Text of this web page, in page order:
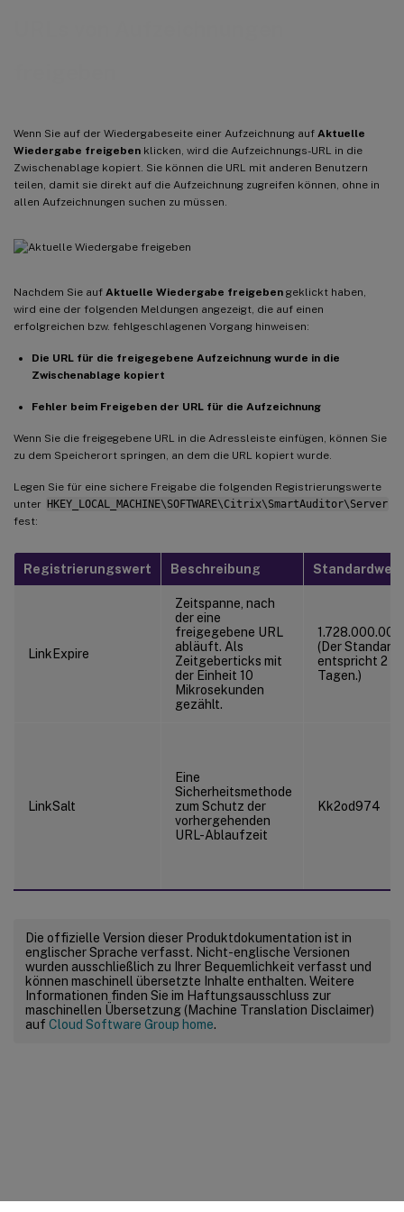
Wenn Sie auf der Wiedergabeseite einer Aufzeichnung auf Aktuelle
Wiedergabe freigeben klicken, wird die Aufzeichnungs-URL in die
Zwischenablage kopiert. Sie können die URL mit anderen Benutzern
teilen, damit sie direkt auf die Aufzeichnung zugreifen können, ohne in
allen Aufzeichnungen suchen zu müssen.
Nachdem Sie auf Aktuelle Wiedergabe freigeben geklickt haben,
wird eine der folgenden Meldungen angezeigt, die auf einen
erfolgreichen bzw. fehlgeschlagenen Vorgang hinweisen:
Die URL für die freigegebene Aufzeichnung wurde in die
Zwischenablage kopiert
Fehler beim Freigeben der URL für die Aufzeichnung
Wenn Sie die freigegebene URL in die Adressleiste einfügen, können Sie
zu dem Speicherort springen, an dem die URL kopiert wurde.
Legen Sie für eine sichere Freigabe die folgenden Registrierungswerte
unter HKEY_LOCAL_MACHINE\SOFTWARE\Citrix\SmartAuditor\Server
fest:
Registrierungswert Beschreibung Standardwert
LinkExpire
Zeitspanne, nach
der eine
freigegebene URL
abläuft. Als
Zeitgeberticks mit
der Einheit 10
Mikrosekunden
gezählt.
(Der
entspricht 2
Tagen.)
LinkSalt
Eine
Sicherheitsmethode
zum Schutz der
vorhergehenden
URL-Ablaufzeit
Kk2od974
Die offizielle Version dieser Produktdokumentation ist in
englischer Sprache verfasst. Nicht-englische Versionen
wurden ausschließlich zu Ihrer Bequemlichkeit verfasst und
können maschinell übersetzte Inhalte enthalten. Weitere
Informationen finden Sie im Haftungsausschluss zur
maschinellen Übersetzung (Machine Translation Disclaimer)
auf Cloud Software Group home.